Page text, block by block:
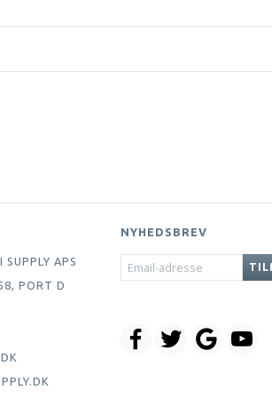
SUPPLY APS
PORT D
NYHEDSBREV
EMAIL-
ADRESSE